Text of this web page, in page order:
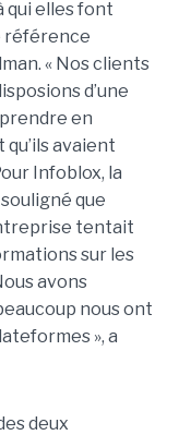
qui elles font
référence
« Nos clients
d’une
en
avaient
Infoblox, la
que
tentait
sur les
avons
nous ont
», a
deux